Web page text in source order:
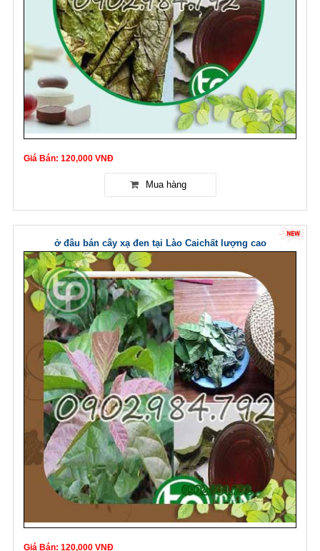
Giá Bán: 120,000 VNĐ
ở đâu bán cây xạ đen tại Lào Caichất lượng cao
Giá Bán: 120,000 VNĐ